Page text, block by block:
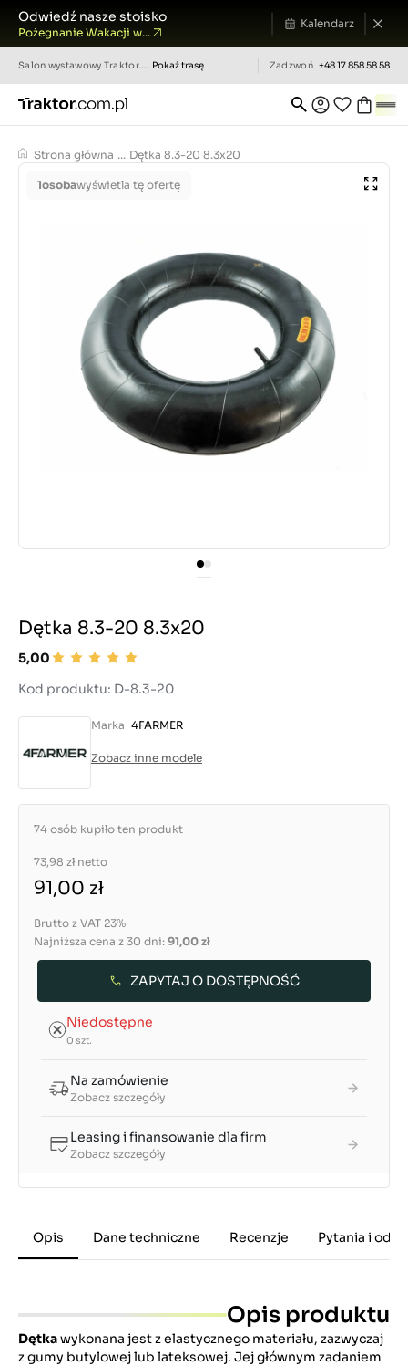
Odwiedź nasze stoisko
Pożegnanie Wakacji w...
Kalendarz
Salon wystawowy Traktor.com.pl Pokaż trasę Zadzwoń +48 17 858 58 58
Strona główna ... Dętka 8.3-20 8.3x20
1osobawyświetla tę ofertę
Dętka 8.3-20 8.3x20
5,00
Kod produktu: D-8.3-20
Marka 4FARMER
Zobacz inne modele
74 osób kupiło ten produkt
73,98 zł netto
91,00 zł
Brutto z VAT 23%
Najniższa cena z 30 dni: 91,00 zł
ZAPYTAJ O DOSTĘPNOŚĆ
Niedostępne
0 szt.
Na zamówienie
Zobacz szczegóły
Leasing i finansowanie dla firm
Zobacz szczegóły
Opis Dane techniczne Recenzje Pytania i
Opis produktu
Dętkawykonana jest z elastycznego materiału, zazwyczaj
z gumy butylowej lub lateksowej. Jej głównym zadaniem